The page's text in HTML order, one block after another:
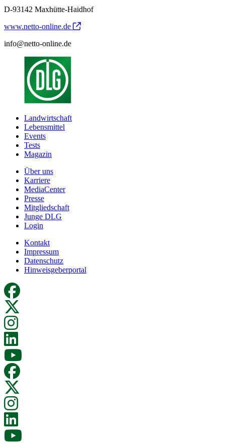
D-93142 Maxhütte-Haidhof
www.netto-online.de
info@netto-online.de
Landwirtschaft
Lebensmittel
Events
Tests
Magazin
Über uns
Karriere
MediaCenter
Presse
Mitgliedschaft
Junge DLG
Login
Kontakt
Impressum
Datenschutz
Hinweisgeberportal